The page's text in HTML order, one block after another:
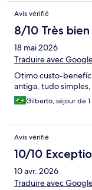
Avis vérifié
8/10 Très bien
18 mai 2026
Traduire avec
Otimo custo-
antiga, tudo
Gilberto, séjour de
Avis vérifié
10/10
10 avr. 2026
Traduire avec